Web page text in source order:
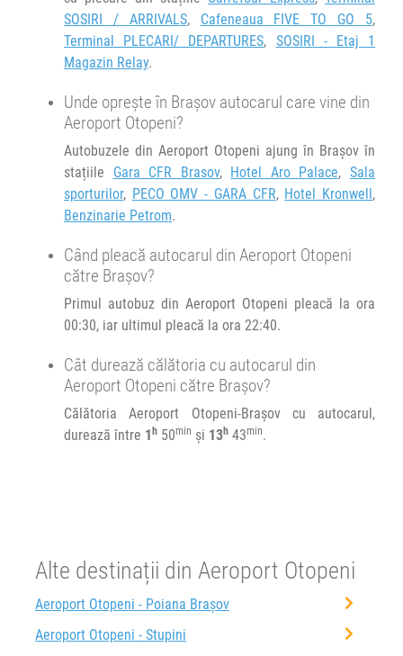
min
08.08.2026
SOSIRI / ARRIVALS, Cafeneaua FIVE TO GO 5,
Terminal PLECARI/ DEPARTURES, SOSIRI - Etaj 1
Magazin Relay.
Unde oprește în Brașov autocarul care vine din
Aeroport Otopeni?
Autobuzele din Aeroport Otopeni ajung în Brașov în
stațiile Gara CFR Brasov, Hotel Aro Palace,Sala
sporturilor, PECO OMV - GARA CFR, Hotel Kronwell,
Benzinarie Petrom.
Când pleacă autocarul din Aeroport Otopeni
către Brașov?
Primul autobuz din Aeroport Otopeni pleacă la ora
00:30, iar ultimul pleacă la ora 22:40.
Cât durează călătoria cu autocarul din
Aeroport Otopeni către Brașov?
Călătoria Aeroport Otopeni-Brașov cu autocarul,
durează între 1 h 50min și 13h 43min.
Alte destinații din Aeroport Otopeni
Aeroport Otopeni - Poiana Brașov
Aeroport Otopeni - Stupini